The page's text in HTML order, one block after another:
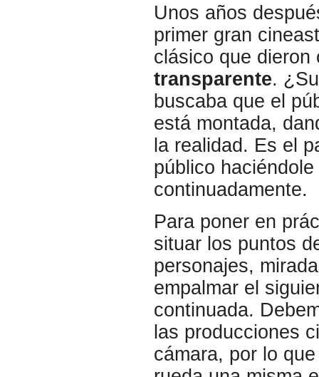
Unos años
primer gran
clásico que
transparente.
buscaba que el
está montada,
la realidad. Es el
público
continuadamente.
Para poner en
situar los puntos
personajes,
empalmar el
continuada.
las producciones
cámara, por lo